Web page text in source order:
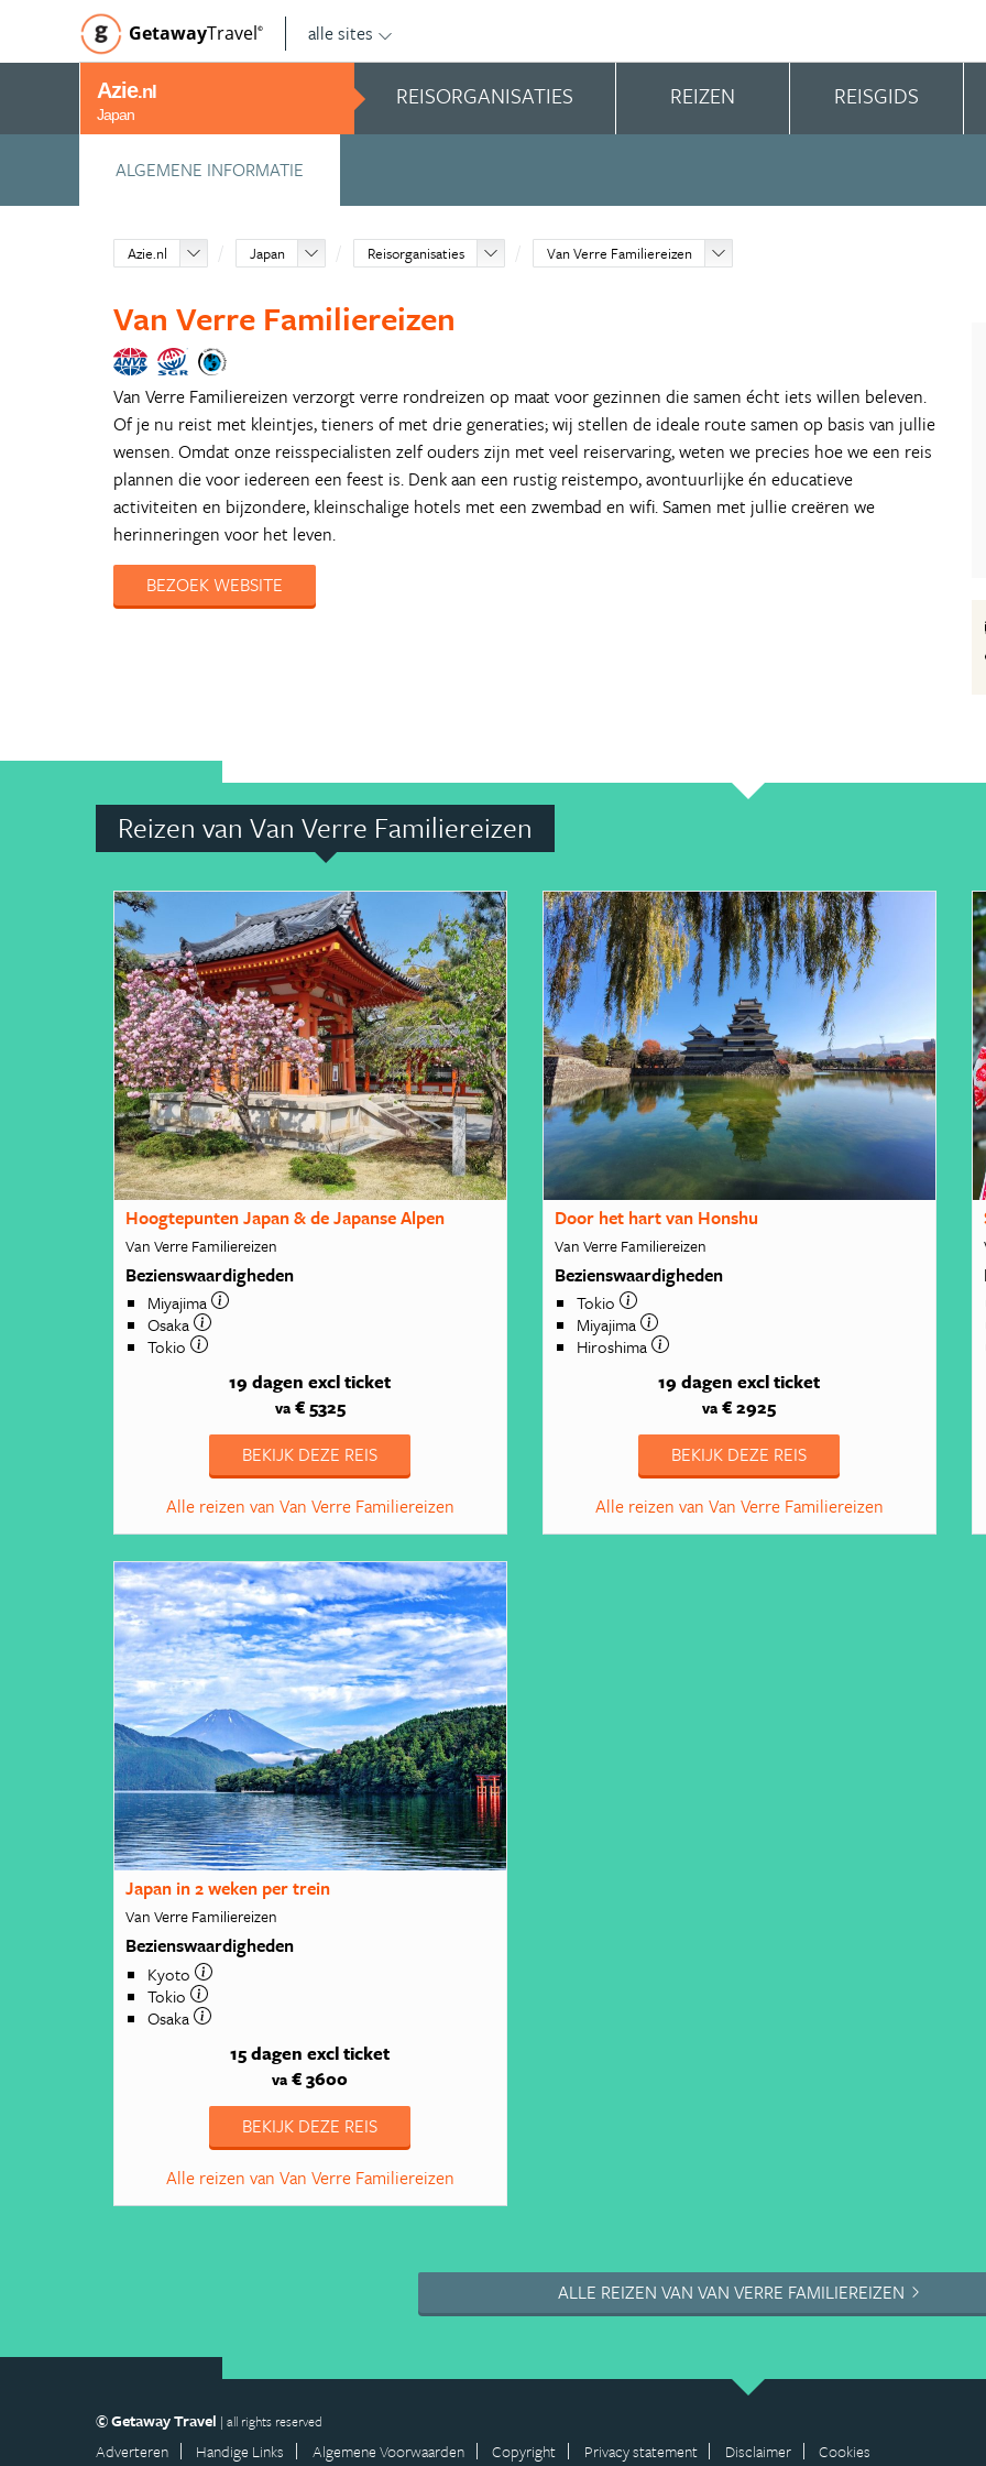
GetawayTravel© alle sites
Azie.nl
Japan
REISORGANISATIES REIZEN REISGIDS
ALGEMENE INFORMATIE
Azie.nl Japan Reisorganisaties Van Verre Familiereizen
Van Verre Familiereizen
Van Verre Familiereizen verzorgt verre rondreizen op maat voor gezinnen die samen écht iets willen beleven.
Of je nu reist met kleintjes, tieners of met drie generaties; wij stellen de ideale route samen op basis van jullie
wensen. Omdat onze reisspecialisten zelf ouders zijn met veel reiservaring, weten we precies hoe we een reis
plannen die voor iedereen een feest is. Denk aan een rustig reistempo, avontuurlijke én educatieve
activiteiten en bijzondere, kleinschalige hotels met een zwembad en wifi. Samen met jullie creëren we
herinneringen voor het leven.
BEZOEK WEBSITE
Reizen van Van Verre Familiereizen
Hoogtepunten Japan & de Japanse Alpen
Van Verre Familiereizen
Bezienswaardigheden
Miyajima
Osaka
Tokio
19 dagen excl ticket
va€ 5325
BEKIJK DEZE REIS
Alle reizen van Van Verre Familiereizen
Door het hart van Honshu
Van Verre Familiereizen
Bezienswaardigheden
Tokio
Miyajima
Hiroshima
19 dagen excl ticket
va € 2925
BEKIJK DEZE REIS
Alle reizen van Van Verre Familiereizen
Japan in 2 weken per trein
Van Verre Familiereizen
Bezienswaardigheden
Kyoto
Tokio
Osaka
15 dagen excl ticket
va € 3600
BEKIJK DEZE REIS
Alle reizen van Van Verre Familiereizen
ALLE REIZEN VAN VAN VERRE FAMILIEREIZEN
© Getaway Travel | all rights reserved
Adverteren Handige Links Algemene Voorwaarden Copyright Privacy statement Disclaimer Cookies